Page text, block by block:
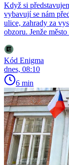
Když si
vybavují se nám
ulice, zahrady za
obzoru. Jenže
Kód Enigma
dnes, 08:10
6 min